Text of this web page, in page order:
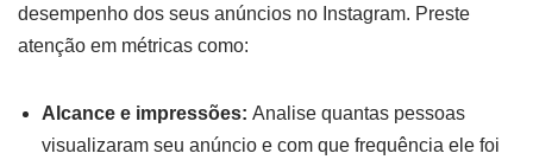
desempenho dos seus anúncios no Instagram. Preste
atenção em métricas como:
Alcance e impressões: Analise quantas pessoas
visualizaram seu anúncio e com que frequência ele foi